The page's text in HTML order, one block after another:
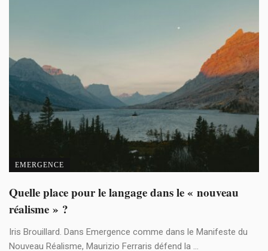
EMERGENCE
Quelle place pour le langage dans le « nouveau
réalisme » ?
Iris Brouillard. Dans Emergence comme dans le Manifeste du
Nouveau Réalisme, Maurizio Ferraris défend la ...